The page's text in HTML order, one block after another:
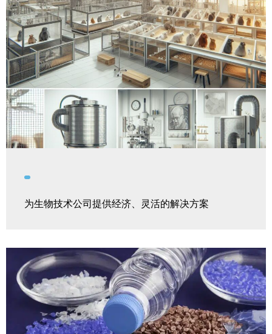
为生物技术公司提供经济、灵活的解决方案